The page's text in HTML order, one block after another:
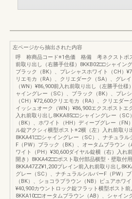
左ページから抽出された内容
呼 称商品コード※1色価 格備 考ネクストポ
前取り出し（右勝手仕様）8KKB02□□シャイング
ブラック（BK）、プレシャスホワイト（CH）
リエモカ（RA）、クリエダーク（SA）、グレ
（WN）¥86,900前入れ前取り出し（左勝手仕様
ャイングレー（SC）、ブラック（BK）、プレ
（CH）¥72,600クリエモカ（RA）、クリエダー
イッシュオーク（WN）¥86,900エクスポストエ
入れ前取り出し8KKA85□□シャイングレー（SC
（BK）、ホワイト（HH）ディープグレー（FN
ル錠アクシィ横型ポスト※2横（左）入れ前取り
8KKA41□□シャイングレー（SC）、ナチュラル
F（PW）ブラック（BK）、オータムブラウン
ワイト（PH）¥30,600ダイヤル錠横（右）入れ
開き）8KKA42□□ポスト取付部品横型・壁取付用
8KKA47ZZ¥1,200プレイン前入れ前取り出し
グレー（SC）、ナチュラルシルバーF（PW）ブ
（BK）、ショコラブラウン（NB）ピュアホワイ
¥40,900カウントロック錠フラット横型ポスト前
8KKA10□□オータムブラウン（AB）、シャイン